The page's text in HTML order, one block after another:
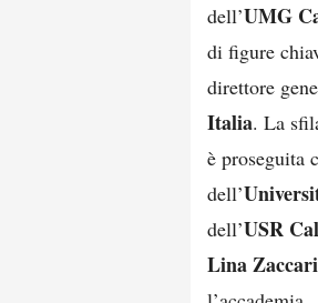
dell’UMG
di figure
direttore
Italia. La
è proseguita
dell’
dell’USR
Lina